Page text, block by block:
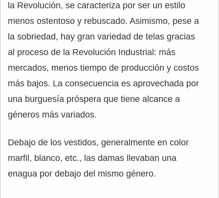
la Revolución, se caracteriza por ser un estilo
menos ostentoso y rebuscado. Asimismo, pese a
la sobriedad, hay gran variedad de telas gracias
al proceso de la Revolución Industrial: más
mercados, menos tiempo de producción y costos
más bajos. La consecuencia es aprovechada por
una burguesía próspera que tiene alcance a
géneros más variados.
Debajo de los vestidos, generalmente en color
marfil, blanco, etc., las damas llevaban una
enagua por debajo del mismo género.